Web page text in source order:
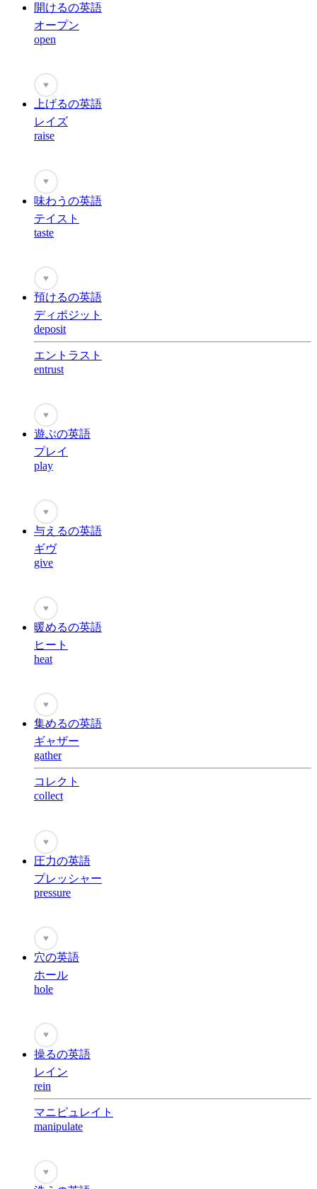
開けるの英語
オープン
open
♥
上げるの英語
レイズ
raise
♥
味わうの英語
テイスト
taste
♥
預けるの英語
ディポジット
deposit
エントラスト
entrust
♥
遊ぶの英語
プレイ
play
♥
与えるの英語
ギヴ
give
♥
暖めるの英語
ヒート
heat
♥
集めるの英語
ギャザー
gather
コレクト
collect
♥
圧力の英語
プレッシャー
pressure
♥
穴の英語
ホール
hole
♥
操るの英語
レイン
rein
マニピュレイト
manipulate
♥